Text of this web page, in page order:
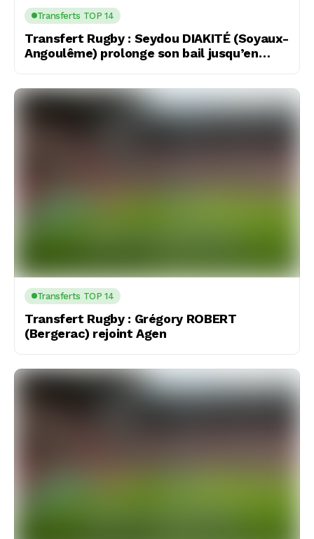
Transferts TOP 14
Transfert Rugby : Seydou DIAKITÉ (Soyaux-
Angoulême) prolonge son bail jusqu’en
Transferts TOP 14
Transfert Rugby : Grégory ROBERT
(Bergerac) rejoint Agen